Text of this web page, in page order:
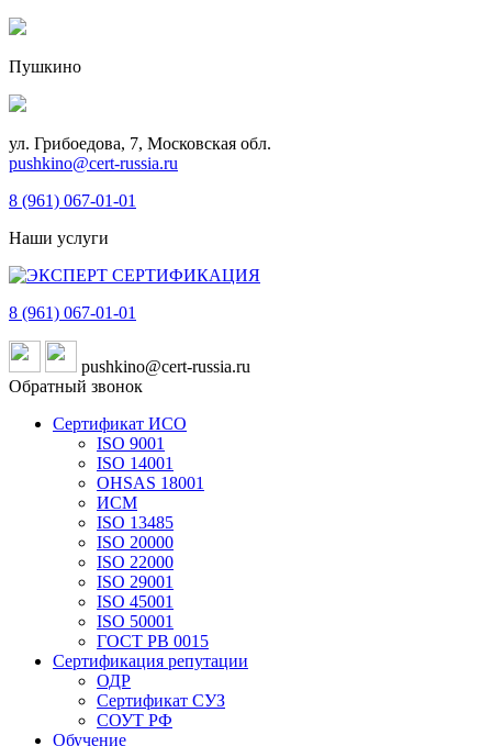
Пушкино
ул. Грибоедова, 7, Московская обл.
pushkino@cert-russia.ru
8 (961) 067-01-01
Наши услуги
8 (961) 067-01-01
pushkino@cert-russia.ru
Обратный звонок
Сертификат ИСО
ISO 9001
ISO 14001
OHSAS 18001
ИСМ
ISO 13485
ISO 20000
ISO 22000
ISO 29001
ISO 45001
ISO 50001
ГОСТ РВ 0015
Сертификация репутации
ОДР
Сертификат СУЗ
СОУТ РФ
Обучение